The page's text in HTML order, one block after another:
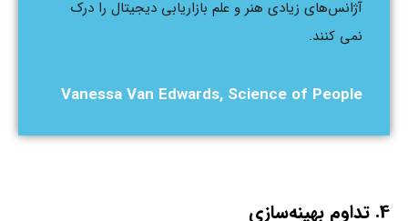
آژانس‌های زیادی هنر و علم بازاریابی دیجیتال را درک
نمی کنند.
Vanessa Van Edwards, Science of People
4. تداوم بهینه‌سازی